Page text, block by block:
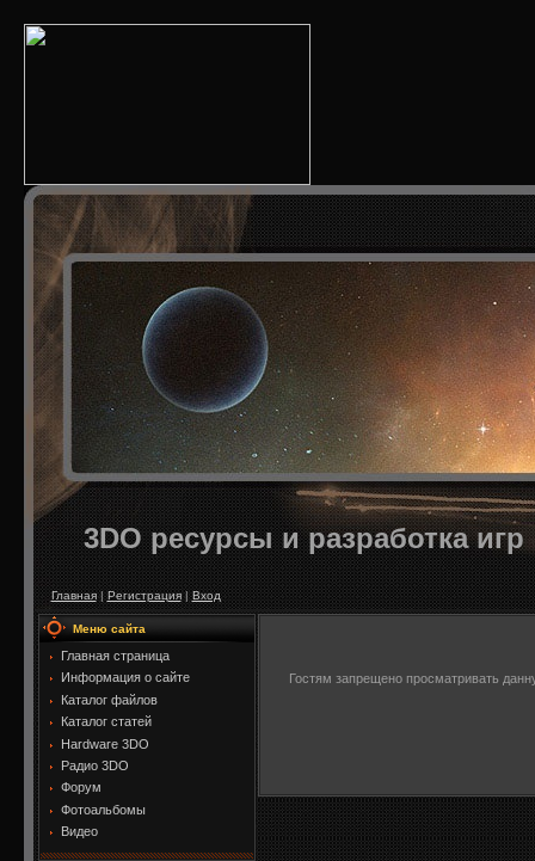
3DO ресурсы и разработка игр
Главная|Регистрация|Вход
Меню сайта
Главная страница
Информация о сайте
Каталог файлов
Каталог статей
Hardware 3DO
Радио 3DO
Форум
Фотоальбомы
Видео
Гостям запрещено просматривать